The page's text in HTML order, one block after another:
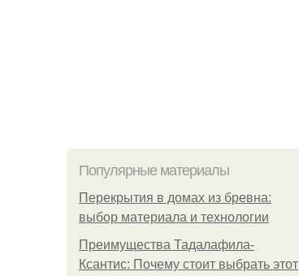
Популярные материалы
Перекрытия в домах из бревна:
выбор материала и технологии
Преимущества Тадалафила-
Ксантис: Почему стоит выбрать этот